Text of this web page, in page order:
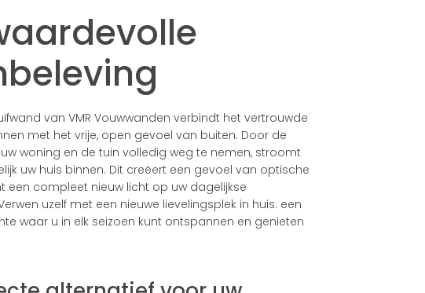
van VMR Vouwwanden verbindt het vertrouwde
met het vrije, open gevoel van buiten. Door de
woning en de tuin volledig weg te nemen, stroomt
uw huis binnen. Dit creëert een gevoel van optische
een compleet nieuw licht op uw dagelijkse
uzelf met een nieuwe lievelingsplek in huis: een
waar u in elk seizoen kunt ontspannen en genieten